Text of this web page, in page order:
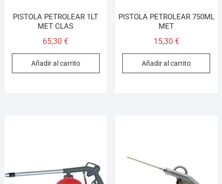
PISTOLA PETROLEAR 1LT
MET CLAS
65,30€
Añadir al carrito
PISTOLA PETROLEAR 750ML
MET
15,30 €
Añadir al carrito